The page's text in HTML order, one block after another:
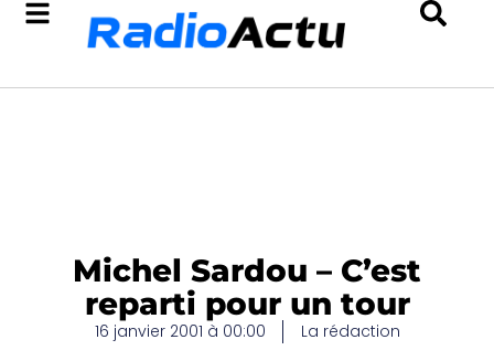
Michel Sardou – C’est
reparti pour un tour
16 janvier 2001 à 00:00 La rédaction